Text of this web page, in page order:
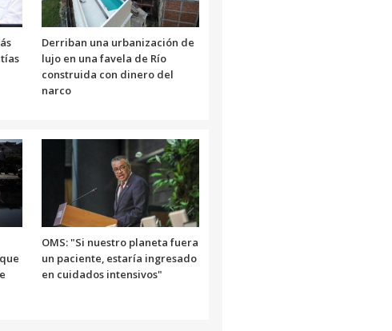
Derriban una urbanización de
lujo en una favela de Río
construida con dinero del
narco
OMS: "Si nuestro planeta fuera
un paciente, estaría ingresado
en cuidados intensivos"